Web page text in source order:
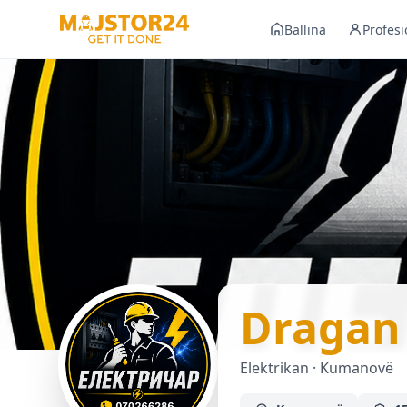
Ballina
Elektrikan · Kumanovë